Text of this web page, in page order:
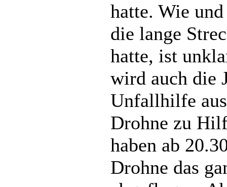
hatte. Wie
die lange
hatte, ist
wird auch die
Unfallhilfe
Drohne zu
haben ab
Drohne das